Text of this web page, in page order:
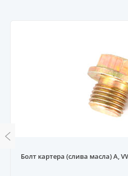
Болт картера (слива масла) A,